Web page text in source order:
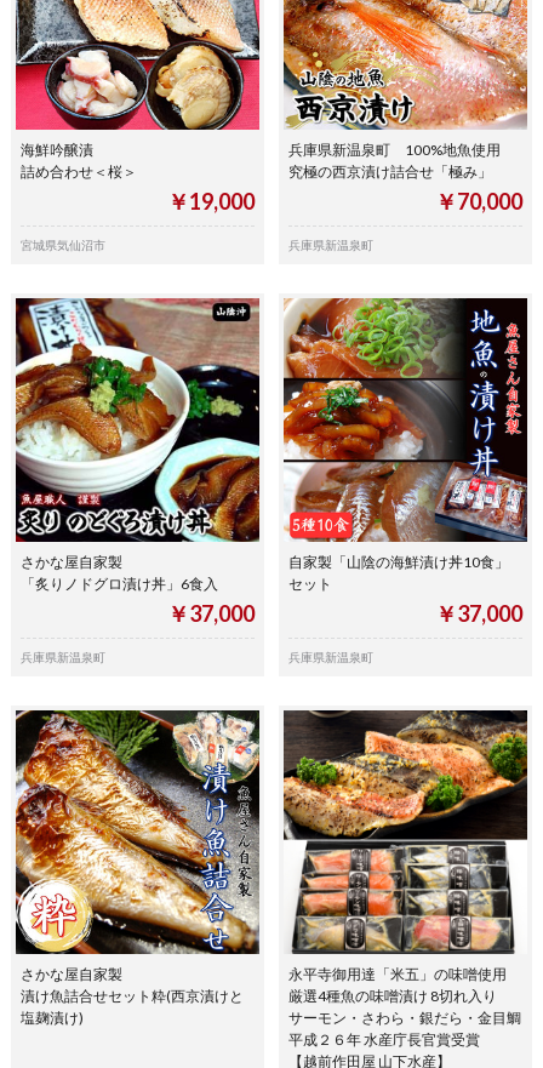
海鮮吟醸漬
詰め合わせ＜桜＞
￥19,000
宮城県気仙沼市
兵庫県新温泉町 100%地魚使用
究極の西京漬け詰合せ「極み」
￥70,000
兵庫県新温泉町
さかな屋自家製
「炙りノドグロ漬け丼」6食入
￥37,000
兵庫県新温泉町
自家製「山陰の海鮮漬け丼10食」
セット
￥37,000
兵庫県新温泉町
さかな屋自家製
漬け魚詰合せセット粋(西京漬けと
塩麹漬け)
永平寺御用達「米五」の味噌使用
厳選4種魚の味噌漬け 8切れ入り
サーモン・さわら・銀だら・金目鯛
平成２６年 水産庁長官賞受賞
【越前作田屋 山下水産】